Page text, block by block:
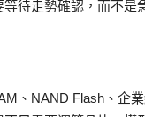
待走勢確認，而不是
、NAND Flash、企